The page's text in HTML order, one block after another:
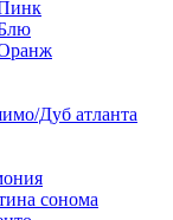
Дуб атланта
сонома